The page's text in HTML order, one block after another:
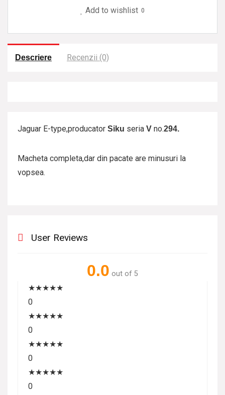
Siku
Add to wishlist 0
Descriere Recenzii (0)
Jaguar E-type,producator Siku seria V no.294.
Macheta completa,dar din pacate are minusuri la
vopsea.
User Reviews
0.0 out of 5
★★★★★
0
★★★★★
0
★★★★★
0
★★★★★
0